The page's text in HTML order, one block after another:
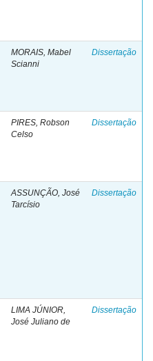
MORAIS, Mabel
Scianni
Dissertação
PIRES, Robson
Celso
Dissertação
ASSUNÇÃO, José
Tarcísio
Dissertação
LIMA JÚNIOR,
José Juliano de
Dissertação